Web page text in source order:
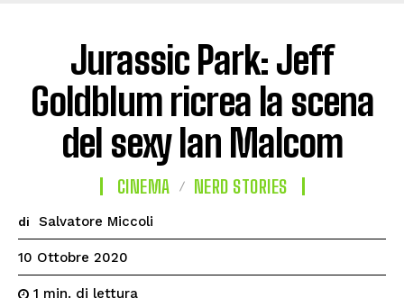
Jurassic Park: Jeff
Goldblum ricrea la scena
del sexy Ian Malcom
CINEMA NERD STORIES
di Salvatore Miccoli
10 Ottobre 2020
1 min. di lettura